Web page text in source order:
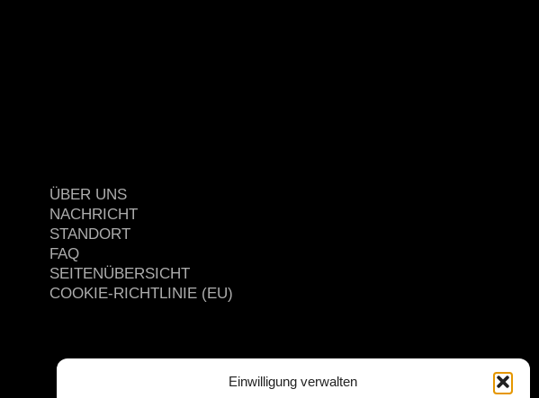
Einwilligung verwalten
ÜBER UNS
NACHRICHT
STANDORT
FAQ
SEITENÜBERSICHT
COOKIE-RICHTLINIE (EU)